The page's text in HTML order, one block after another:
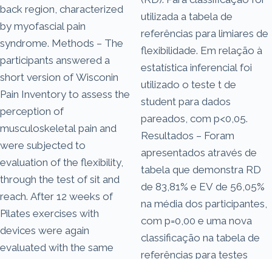
back region, characterized
by myofascial pain
syndrome. Methods – The
participants answered a
short version of Wisconin
Pain Inventory to assess the
perception of
musculoskeletal pain and
were subjected to
evaluation of the flexibility,
through the test of sit and
reach. After 12 weeks of
Pilates exercises with
devices were again
evaluated with the same
utilizada a tabela de
referências para limiares de
flexibilidade. Em relação à
estatística inferencial foi
utilizado o teste t de
student para dados
pareados, com p<0,05.
Resultados – Foram
apresentados através de
tabela que demonstra RD
de 83,81% e EV de 56,05%
na média dos participantes,
com p=0,00 e uma nova
classificação na tabela de
referências para testes